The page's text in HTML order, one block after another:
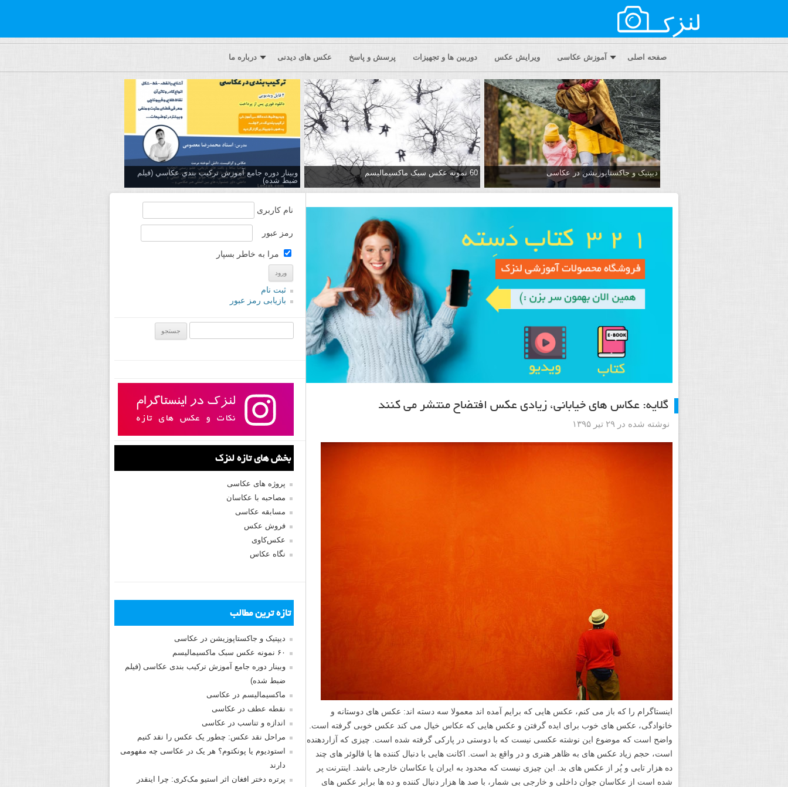
صفحه اصلی آموزش عکاسی ویرایش عکس دوربین ها و تجهیزات پرسش و پاسخ عکس های دیدنی درباره ما
دیپتیک و جاکستا‌پوزیشن در عکاسی 60 نمونه عکس سبک ماکسیمالیسم
وبینار دوره جامع آموزش تركيب بندي عكاسي (فیلم
ضبط شده)
گلایه: عکاس های خیابانی، زیادی عکس افتضاح منتشر می کنند
نوشته شده در ۲۹ تیر ۱۳۹۵
اینستاگرام را که باز می کنم، عکس هایی که برایم آمده اند معمولا سه دسته اند: عکس های دوستانه و
خانوادگی، عکس های خوب برای ایده گرفتن و عکس هایی که عکاس خیال می کند عکس خوبی گرفته است.
واضح است که موضوع این نوشته عکسی نیست که با دوستی در پارکی گرفته شده است. چیزی که آزاردهنده
است، حجم زیاد عکس های به ظاهر هنری و در واقع بد است. اکانت هایی با دنبال کننده ها یا فالوئر های چند
ده هزار تایی و پُر از عکس های بد. این چیزی نیست که محدود به ایران یا عکاسان خارجی باشد. اینترنت پر
شده است از عکاسان جوان داخلی و خارجی بی شمار، با صد ها هزار دنبال کننده و ده ها برابر عکس های
نام کاربری
رمز عبور
مرا به خاطر بسپار
ثبت نام
بازیابی رمز عبور
بخش های تازه لنزک
پروژه های عکاسی
مصاحبه با عکاسان
مسابقه عکاسی
فروش عکس
عکس‌کاوی
نگاه عکاس
تازه ترین مطالب
دیپتیک و جاکستا‌پوزیشن در عکاسی
۶۰ نمونه عکس سبک ماکسیمالیسم
وبینار دوره جامع آموزش ترکیب بندی عکاسی (فیلم
ضبط شده)
ماکسیمالیسم در عکاسی
نقطه عطف در عکاسی
اندازه و تناسب در عکاسی
مراحل نقد عکس: چطور یک عکس را نقد کنیم
استودیوم یا پونکتوم؟ هر یک در عکاسی چه مفهومی
دارند
پرتره دختر افغان اثر استیو مک‌کری: چرا اینقدر